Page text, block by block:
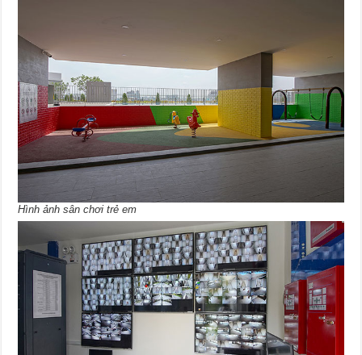
Hình ảnh sân chơi trẻ em